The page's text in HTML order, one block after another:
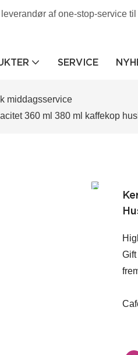
af one-stop-service
SERVICE
middagsservice
360 ml 380 ml kaffekop